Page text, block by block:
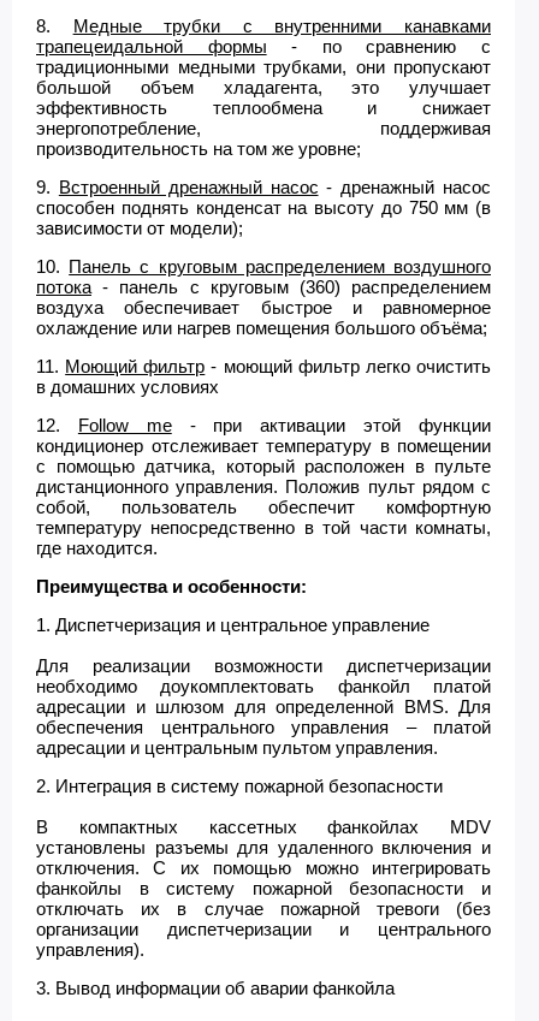
8. Медные трубки с внутренними канавками
трапецеидальной формы - по сравнению с
традиционными медными трубками, они пропускают
большой объем хладагента, это улучшает
эффективность теплообмена и снижает
энергопотребление, поддерживая
производительность на том же уровне;
9. Встроенный дренажный насос - дренажный насос
способен поднять конденсат на высоту до 750 мм (в
зависимости от модели);
10. Панель с круговым распределением воздушного
потока - панель с круговым (360) распределением
воздуха обеспечивает быстрое и равномерное
охлаждение или нагрев помещения большого объёма;
11. Моющий фильтр - моющий фильтр легко очистить
в домашних условиях
12. Follow me- при активации этой функции
кондиционер отслеживает температуру в помещении
с помощью датчика, который расположен в пульте
дистанционного управления. Положив пульт рядом с
собой, пользователь обеспечит комфортную
температуру непосредственно в той части комнаты,
где находится.
Преимущества и особенности:
1. Диспетчеризация и центральное управление
Для реализации возможности диспетчеризации
необходимо доукомплектовать фанкойл платой
адресации и шлюзом для определенной BMS. Для
обеспечения центрального управления – платой
адресации и центральным пультом управления.
2. Интеграция в систему пожарной безопасности
В компактных кассетных фанкойлах MDV
установлены разъемы для удаленного включения и
отключения. С их помощью можно интегрировать
фанкойлы в систему пожарной безопасности и
отключать их в случае пожарной тревоги (без
организации диспетчеризации и центрального
управления).
3. Вывод информации об аварии фанкойла